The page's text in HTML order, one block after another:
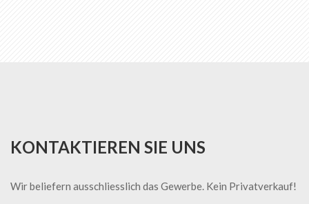
KONTAKTIEREN SIE UNS
Wir beliefern ausschliesslich das Gewerbe. Kein Privatverkauf!